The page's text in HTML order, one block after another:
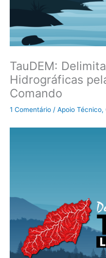
TauDEM:
Hidrográficas
Comando
1 Comentário / Apoio Técnico,